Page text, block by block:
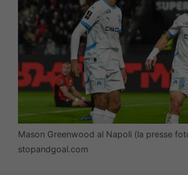
Mason Greenwood al Napoli (la presse
stopandgoal.com